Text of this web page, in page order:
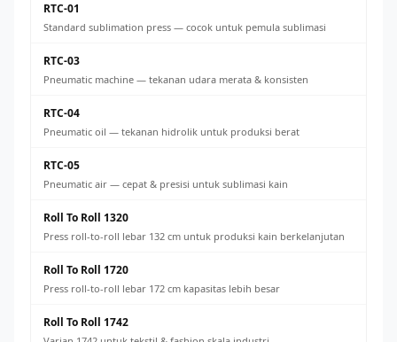
RTC-01
Standard sublimation press — cocok untuk pemula sublimasi
RTC-03
Pneumatic machine — tekanan udara merata & konsisten
RTC-04
Pneumatic oil — tekanan hidrolik untuk produksi berat
RTC-05
Pneumatic air — cepat & presisi untuk sublimasi kain
Roll To Roll 1320
Press roll-to-roll lebar 132 cm untuk produksi kain berkelanjutan
Roll To Roll 1720
Press roll-to-roll lebar 172 cm kapasitas lebih besar
Roll To Roll 1742